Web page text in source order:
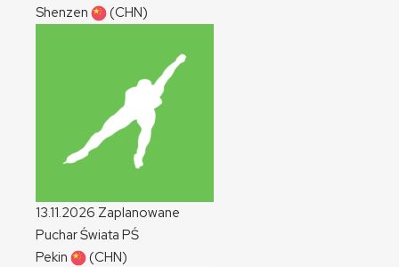
Shenzen
(CHN)
13.11.2026 Zaplanowane
Puchar Świata PŚ
Pekin
(CHN)